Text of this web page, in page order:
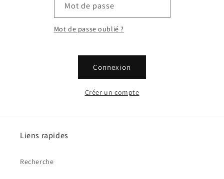
Mot de passe
Mot de passe oublié ?
Connexion
Créer un compte
Liens rapides
Recherche